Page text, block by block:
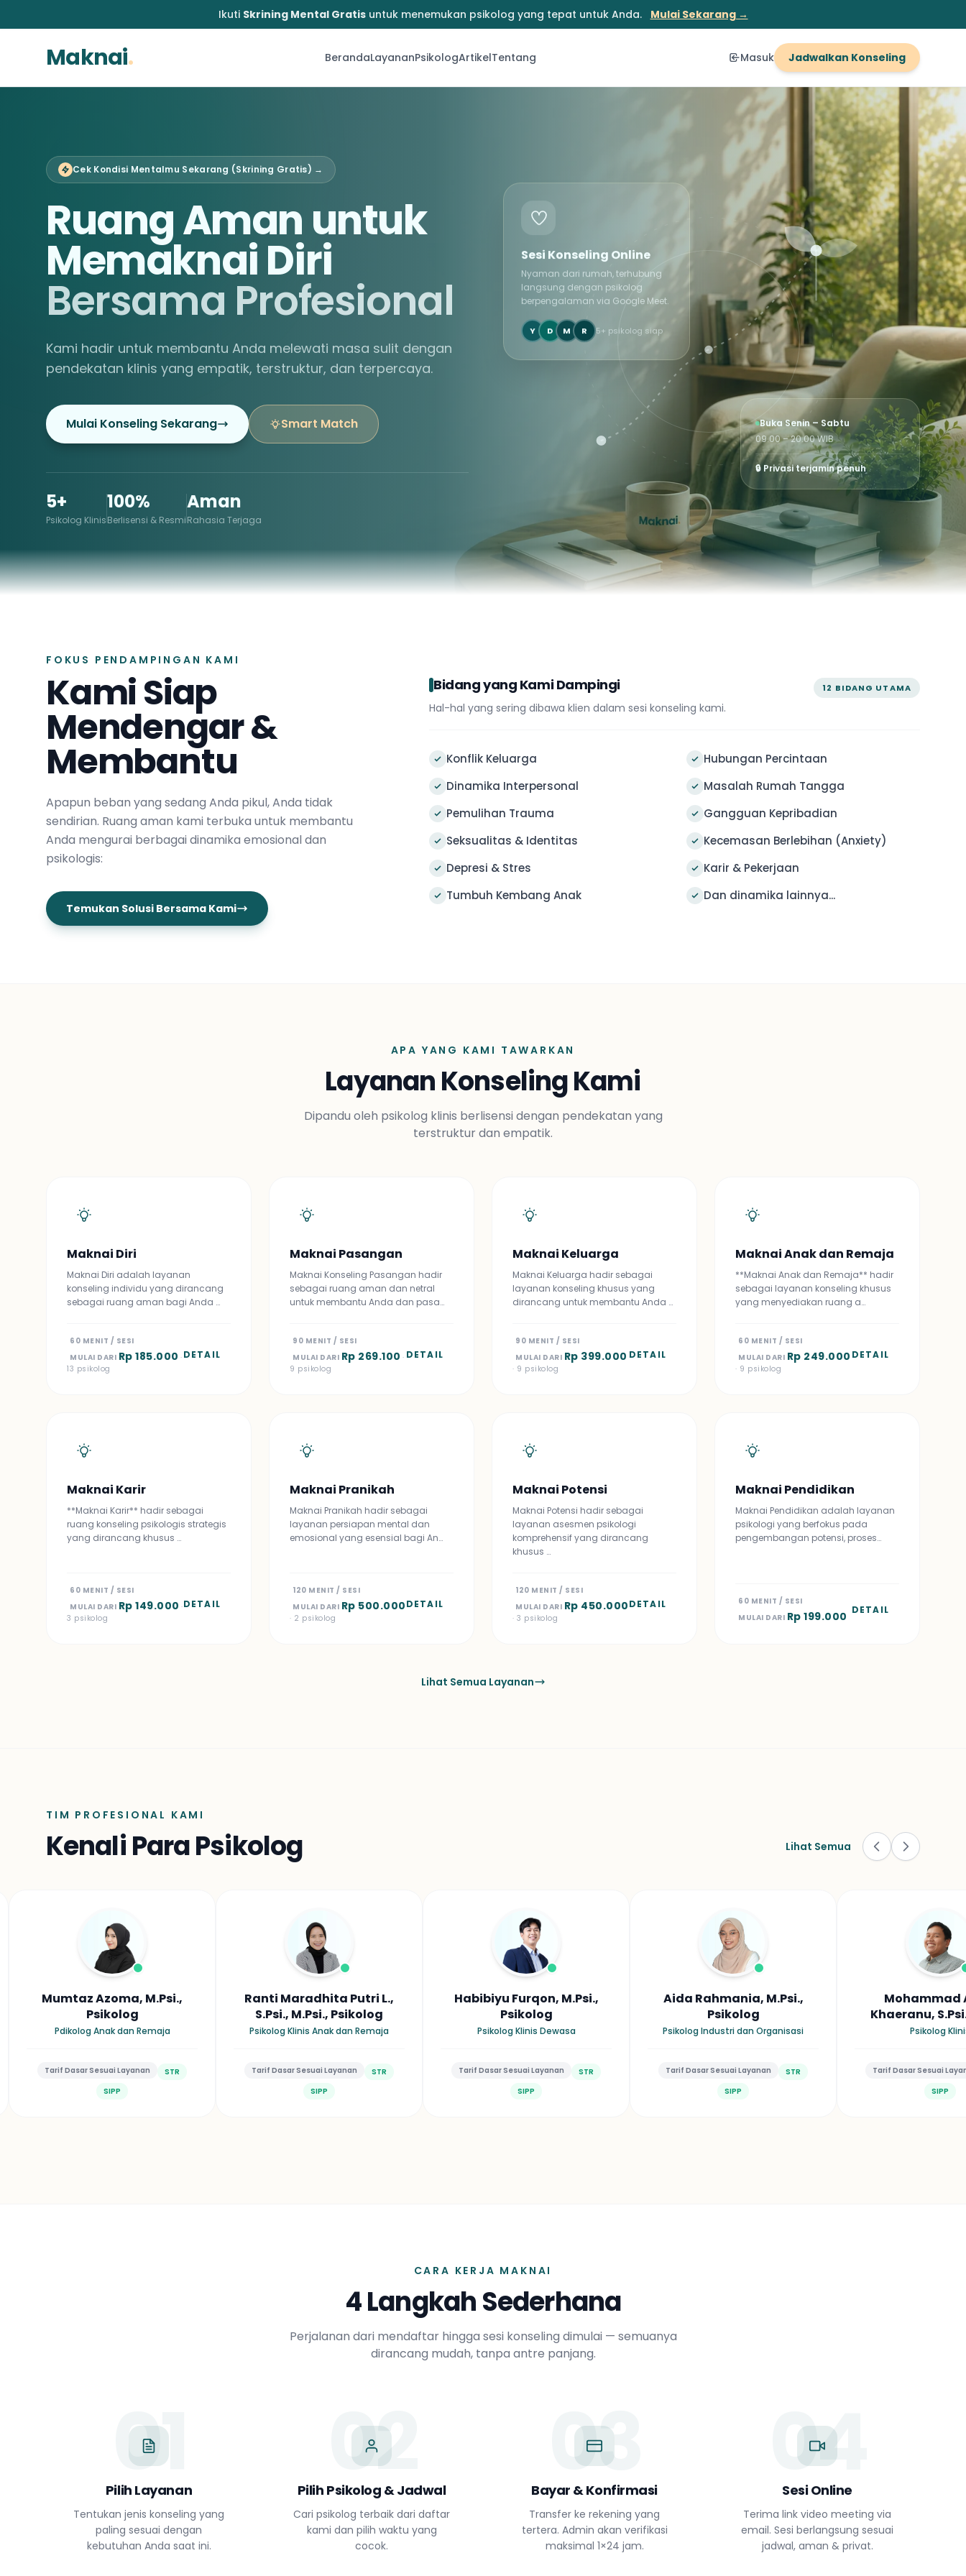
Ikuti Skrining Mental Gratisuntuk menemukan psikolog yang tepat untuk Anda. Mulai Sekarang →
Maknai. BerandaLayananPsikologArtikelTentang Masuk Jadwalkan Konseling
Cek Kondisi Mentalmu Sekarang (Skrining Gratis) →
Ruang Aman untuk
Memaknai Diri
Bersama Profesional
Kami hadir untuk membantu Anda melewati masa sulit dengan
pendekatan klinis yang empatik, terstruktur, dan terpercaya.
Mulai Konseling Sekarang Smart Match
5+
Psikolog Klinis
100%
Berlisensi & Resmi
Aman
Rahasia Terjaga
Sesi Konseling Online
Nyaman dari rumah, terhubung
langsung dengan psikolog
berpengalaman via Google Meet.
Y D M R 5+ psikolog siap
Buka Senin – Sabtu
09.00 – 20.00 WIB
🔒 Privasi terjamin penuh
FOKUS PENDAMPINGAN KAMI
Kami Siap
Mendengar &
Membantu
Apapun beban yang sedang Anda pikul, Anda tidak
sendirian. Ruang aman kami terbuka untuk membantu
Anda mengurai berbagai dinamika emosional dan
psikologis:
Temukan Solusi Bersama Kami
Bidang yang Kami Dampingi
Hal-hal yang sering dibawa klien dalam sesi konseling kami.
12 BIDANG UTAMA
Konflik Keluarga
Hubungan Percintaan
Dinamika Interpersonal
Masalah Rumah Tangga
Pemulihan Trauma
Gangguan Kepribadian
Seksualitas & Identitas
Kecemasan Berlebihan (Anxiety)
Depresi & Stres
Karir & Pekerjaan
Tumbuh Kembang Anak
Dan dinamika lainnya...
APA YANG KAMI TAWARKAN
Layanan Konseling Kami
Dipandu oleh psikolog klinis berlisensi dengan pendekatan yang
terstruktur dan empatik.
Maknai Diri
Maknai Diri adalah layanan
konseling individu yang dirancang
sebagai ruang aman bagi Anda …
60 MENIT / SESI
MULAI DARI Rp 185.000 ·
13 psikolog
DETAIL
Maknai Pasangan
Maknai Konseling Pasangan hadir
sebagai ruang aman dan netral
untuk membantu Anda dan pasa…
90 MENIT / SESI
MULAI DARI Rp 269.100 ·
9 psikolog
DETAIL
Maknai Keluarga
Maknai Keluarga hadir sebagai
layanan konseling khusus yang
dirancang untuk membantu Anda …
90 MENIT / SESI
MULAI DARI Rp 399.000
· 9 psikolog
DETAIL
Maknai Anak dan Remaja
**Maknai Anak dan Remaja** hadir
sebagai layanan konseling khusus
yang menyediakan ruang a…
60 MENIT / SESI
MULAI DARI Rp 249.000
· 9 psikolog
DETAIL
Maknai Karir
**Maknai Karir** hadir sebagai
ruang konseling psikologis strategis
yang dirancang khusus …
60 MENIT / SESI
MULAI DARI Rp 149.000 ·
3 psikolog
DETAIL
Maknai Pranikah
Maknai Pranikah hadir sebagai
layanan persiapan mental dan
emosional yang esensial bagi An…
120 MENIT / SESI
MULAI DARI Rp 500.000
· 2 psikolog
DETAIL
Maknai Potensi
Maknai Potensi hadir sebagai
layanan asesmen psikologi
komprehensif yang dirancang
khusus …
120 MENIT / SESI
MULAI DARI Rp 450.000
· 3 psikolog
DETAIL
Maknai Pendidikan
Maknai Pendidikan adalah layanan
psikologi yang berfokus pada
pengembangan potensi, proses…
60 MENIT / SESI
MULAI DARI Rp 199.000 DETAIL
Lihat Semua Layanan
TIM PROFESIONAL KAMI
Kenali Para Psikolog Lihat Semua
Mumtaz Azoma, M.Psi.,
Psikolog
Pdikolog Anak dan Remaja
Tarif Dasar Sesuai Layanan
STR
SIPP
Ranti Maradhita Putri L.,
S.Psi., M.Psi., Psikolog
Psikolog Klinis Anak dan Remaja
Tarif Dasar Sesuai Layanan
STR
SIPP
Habibiyu Furqon, M.Psi.,
Psikolog
Psikolog Klinis Dewasa
Tarif Dasar Sesuai Layanan
STR
SIPP
Aida Rahmania, M.Psi.,
Psikolog
Psikolog Industri dan Organisasi
Tarif Dasar Sesuai Layanan
STR
SIPP
Mohammad
Khaeranu,
Psikolog
Psikolog
Tarif Dasar Sesuai
SIPP
CARA KERJA MAKNAI
4 Langkah Sederhana
Perjalanan dari mendaftar hingga sesi konseling dimulai — semuanya
dirancang mudah, tanpa antre panjang.
01
Pilih Layanan
Tentukan jenis konseling yang
paling sesuai dengan
kebutuhan Anda saat ini.
02
Pilih Psikolog & Jadwal
Cari psikolog terbaik dari daftar
kami dan pilih waktu yang
cocok.
03
Bayar & Konfirmasi
Transfer ke rekening yang
tertera. Admin akan verifikasi
maksimal 1×24 jam.
04
Sesi Online
Terima link video meeting via
email. Sesi berlangsung sesuai
jadwal, aman & privat.